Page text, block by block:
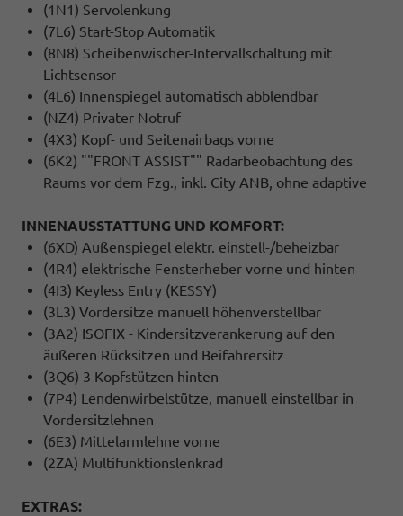
(1N1) Servolenkung
(7L6) Start-Stop Automatik
(8N8) Scheibenwischer-Intervallschaltung mit
Lichtsensor
(4L6) Innenspiegel automatisch abblendbar
(NZ4) Privater Notruf
(4X3) Kopf- und Seitenairbags vorne
(6K2) ""FRONT ASSIST"" Radarbeobachtung des
Raums vor dem Fzg., inkl. City ANB, ohne adaptive
INNENAUSSTATTUNG UND KOMFORT:
(6XD) Außenspiegel elektr. einstell-/beheizbar
(4R4) elektrische Fensterheber vorne und hinten
(4I3) Keyless Entry (KESSY)
(3L3) Vordersitze manuell höhenverstellbar
(3A2) ISOFIX - Kindersitzverankerung auf den
äußeren Rücksitzen und Beifahrersitz
(3Q6) 3 Kopfstützen hinten
(7P4) Lendenwirbelstütze, manuell einstellbar in
Vordersitzlehnen
(6E3) Mittelarmlehne vorne
(2ZA) Multifunktionslenkrad
EXTRAS: